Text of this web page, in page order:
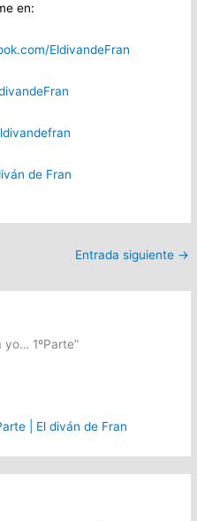
en:
EldivandeFran
de Fran
Entrada siguiente →
yo… 1ºParte”
| El diván de Fran